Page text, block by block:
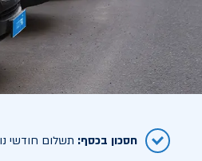
חסכון בכסף: תשלום חודשי